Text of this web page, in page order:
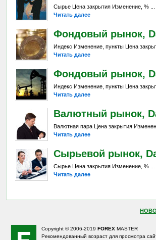
Сырье Цена закрытия Изменение, % ...
Читать далее
Фондовый рынок,
Индекс Изменение, пункты Цена
Читать далее
Фондовый рынок,
Индекс Изменение, пункты Цена
Читать далее
Валютный рынок,
Валютная пара Цена закрытия
Читать далее
Сырьевой рынок,
Сырье Цена закрытия Изменение, % ...
Читать далее
Copyright © 2006-2019 FOREX MASTER
Рекомендованный возраст для просмотра